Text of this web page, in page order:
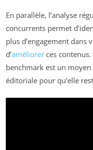
En parallèle, l’analyse
concurrents permet
plus d’engagement
d’améliorer ces
benchmark est un
éditoriale pour qu’elle